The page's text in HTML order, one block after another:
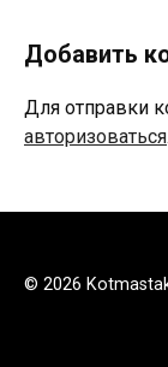
Добавить
Для отправки
авторизоваться
© 2026